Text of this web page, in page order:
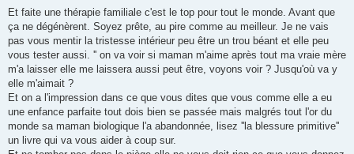
Et faite une thérapie familiale c'est le top pour tout le monde. Avant que
ça ne dégénèrent. Soyez prête, au pire comme au meilleur. Je ne vais
pas vous mentir la tristesse intérieur peu être un trou béant et elle peu
vous tester aussi. '' on va voir si maman m'aime après tout ma vraie mère
m'a laisser elle me laissera aussi peut être, voyons voir ? Jusqu'où va y
elle m'aimait ?
Et on a l'impression dans ce que vous dites que vous comme elle a eu
une enfance parfaite tout dois bien se passée mais malgrés tout l'or du
monde sa maman biologique l'a abandonnée, lisez ''la blessure primitive''
un livre qui va vous aider à coup sur.